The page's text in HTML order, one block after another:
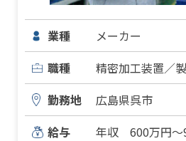
業種
メーカー
職種
精密加工装置／
勤務地
広島県呉市
給与
年収 600万円～